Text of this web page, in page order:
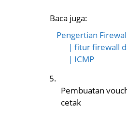
Baca juga:
Pengertian
| fitur firewall
| ICMP
5.
Pembuatan
cetak